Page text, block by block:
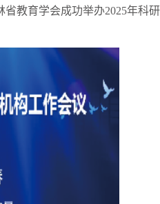
教育学会成功举办2025年科